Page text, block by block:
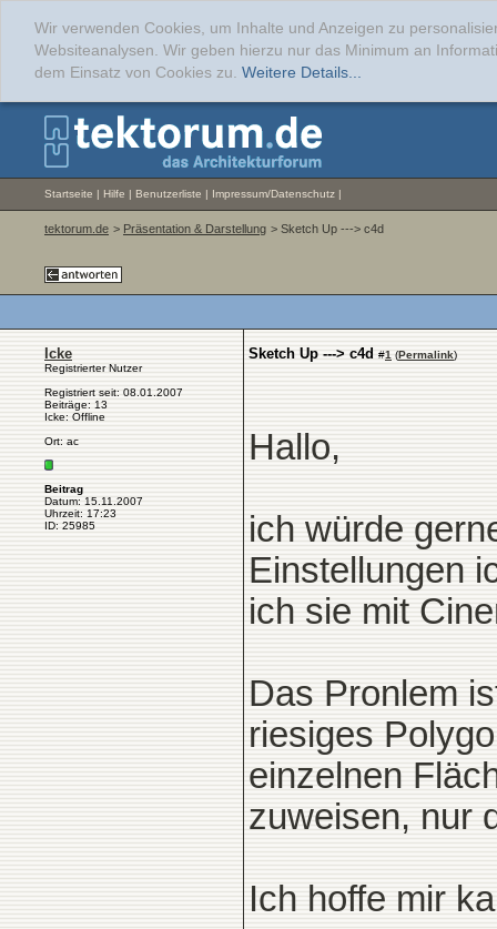
Wir verwenden Cookies, um Inhalte und Anzeigen zu
Websiteanalysen. Wir geben hierzu nur das Minimum an
dem Einsatz von Cookies zu. Weitere Details...
Startseite | Hilfe | Benutzerliste | Impressum/Datenschutz |
tektorum.de > Präsentation & Darstellung > Sketch Up ---> c4d
Icke
Registrierter Nutzer
Registriert seit: 08.01.2007
Beiträge: 13
Icke: Offline
Ort: ac
Beitrag
Datum: 15.11.2007
Uhrzeit: 17:23
ID: 25985
Sketch Up ---> c4d #1 (Permalink)
Hallo,
ich würde
Einstellungen
ich sie mit
Das Pronlem
riesiges
einzelnen
zuweisen, nur
Ich hoffe mir